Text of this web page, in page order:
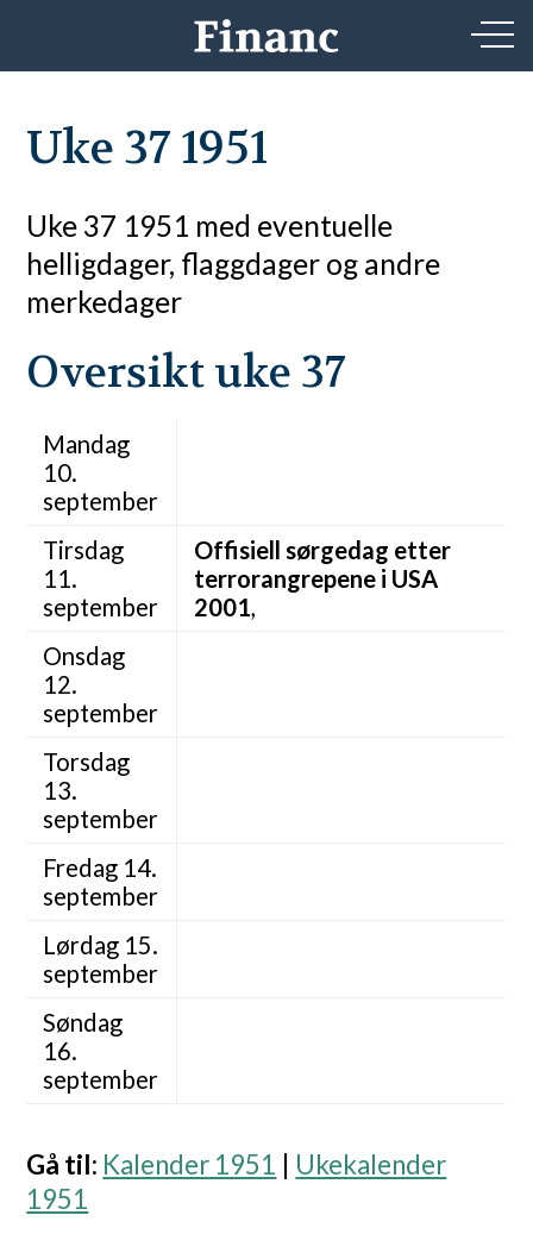
Uke 37 1951
Uke 37 1951 med eventuelle
helligdager, flaggdager og andre
merkedager
Oversikt uke 37
Mandag
10.
september
Tirsdag
11.
september
Offisiell sørgedag etter
terrorangrepene i USA
2001,
Onsdag
12.
september
Torsdag
13.
september
Fredag 14.
september
Lørdag 15.
september
Søndag
16.
september
Gå til: Kalender 1951
Ukekalender
1951